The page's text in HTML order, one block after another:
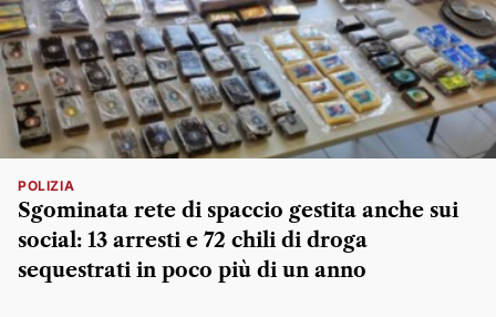
POLIZIA
Sgominata rete di spaccio gestita anche sui
social: 13 arresti e 72 chili di droga
sequestrati in poco più di un anno